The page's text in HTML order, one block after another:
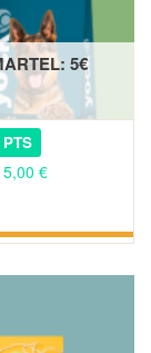
5€
PTS
€